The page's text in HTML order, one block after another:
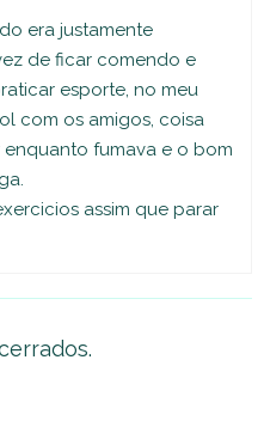
era justamente
de ficar comendo e
esporte, no meu
com os amigos, coisa
fumava e o bom
assim que parar